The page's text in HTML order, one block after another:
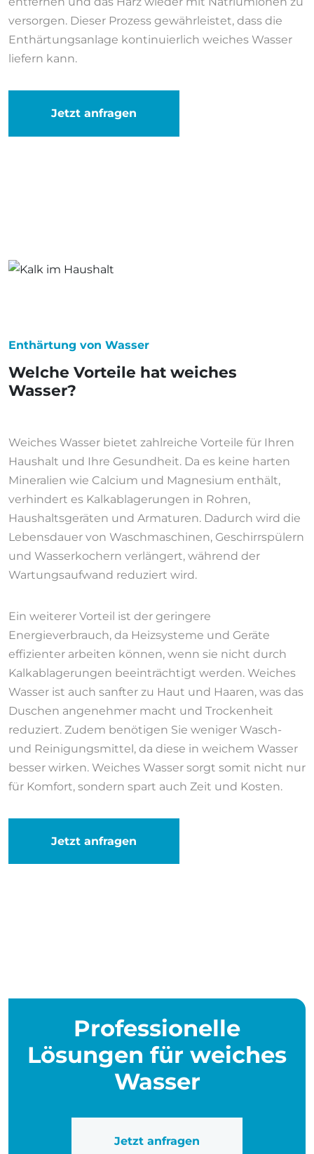
versorgen. Dieser Prozess gewährleistet, dass die
Enthärtungsanlage kontinuierlich weiches Wasser
liefern kann.
Jetzt anfragen
Enthärtung von Wasser
Welche Vorteile hat weiches
Wasser?
Weiches Wasser bietet zahlreiche Vorteile für Ihren
Haushalt und Ihre Gesundheit. Da es keine harten
Mineralien wie Calcium und Magnesium enthält,
verhindert es Kalkablagerungen in Rohren,
Haushaltsgeräten und Armaturen. Dadurch wird die
Lebensdauer von Waschmaschinen, Geschirrspülern
und Wasserkochern verlängert, während der
Wartungsaufwand reduziert wird.
Ein weiterer Vorteil ist der geringere
Energieverbrauch, da Heizsysteme und Geräte
effizienter arbeiten können, wenn sie nicht durch
Kalkablagerungen beeinträchtigt werden. Weiches
Wasser ist auch sanfter zu Haut und Haaren, was das
Duschen angenehmer macht und Trockenheit
reduziert. Zudem benötigen Sie weniger Wasch-
und Reinigungsmittel, da diese in weichem Wasser
besser wirken. Weiches Wasser sorgt somit nicht nur
für Komfort, sondern spart auch Zeit und Kosten.
Jetzt anfragen
Professionelle
Lösungen für weiches
Wasser
Jetzt anfragen